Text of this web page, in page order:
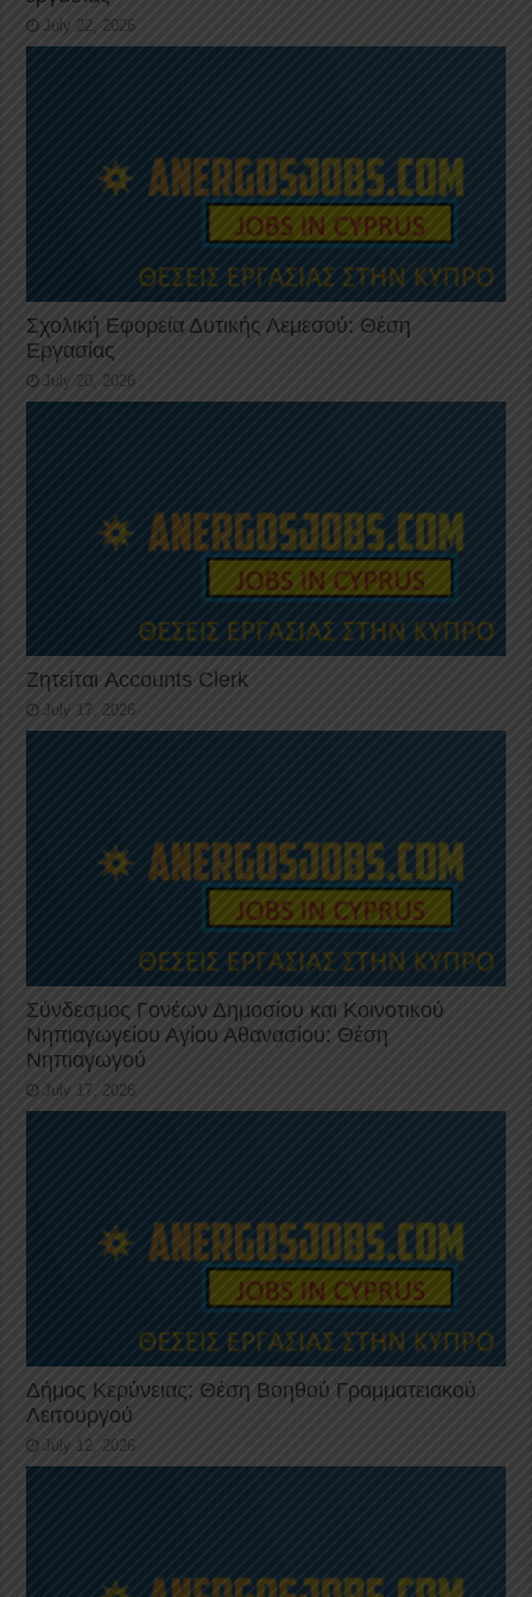
July 22, 2026
Σχολική Εφορεία Δυτικής Λεμεσού: Θέση
Εργασίας
July 20, 2026
Ζητείται Accounts Clerk
July 17, 2026
Σύνδεσμος Γονέων Δημοσίου και Κοινοτικού
Νηπιαγωγείου Αγίου Αθανασίου: Θέση
Νηπιαγωγού
July 17, 2026
Δήμος Κερύνειας: Θέση Βοηθού Γραμματειακού
Λειτουργού
July 12, 2026